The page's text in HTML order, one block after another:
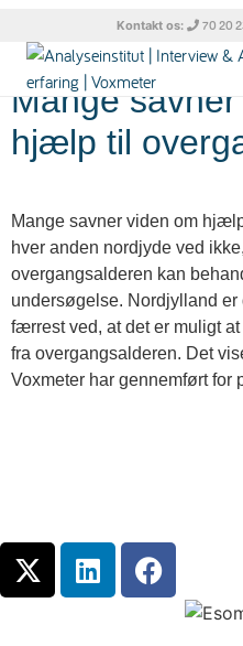
Kontakt os: 70 20
Dag: 18.
Mange
hjælp til
Mange savner viden om
hver anden nordjyde ved
overgangsalderen kan
undersøgelse. Nordjylland
færrest ved, at det er muligt
fra overgangsalderen. Det
Voxmeter har gennemført for